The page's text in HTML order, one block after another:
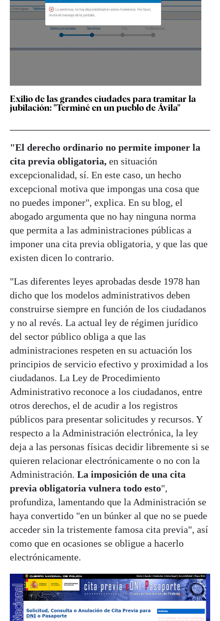
Exilio de las grandes ciudades para tramitar la
jubilación: "Terminé en un pueblo de Ávila"
"El derecho ordinario no permite imponer la
cita previa obligatoria, en situación
excepcionalidad, sí. En este caso, un hecho
excepcional motiva que impongas una cosa que
no puedes imponer", explica. En su blog, el
abogado argumenta que no hay ninguna norma
que permita a las administraciones públicas a
imponer una cita previa obligatoria, y que las que
existen dicen lo contrario.
"Las diferentes leyes aprobadas desde 1978 han
dicho que los modelos administrativos deben
construirse siempre en función de los ciudadanos
y no al revés. La actual ley de régimen jurídico
del sector público obliga a que las
administraciones respeten en su actuación los
principios de servicio efectivo y proximidad a los
ciudadanos. La Ley de Procedimiento
Administrativo reconoce a los ciudadanos, entre
otros derechos, el de acudir a los registros
públicos para presentar solicitudes y recursos. Y
respecto a la Administración electrónica, la ley
deja a las personas físicas decidir libremente si se
quieren relacionar electrónicamente o no con la
Administración. La imposición de una cita
previa obligatoria vulnera todo esto",
profundiza, lamentando que la Administración se
haya convertido "en un búnker al que no se puede
acceder sin la tristemente famosa cita previa", así
como que en ocasiones se obligue a hacerlo
electrónicamente.